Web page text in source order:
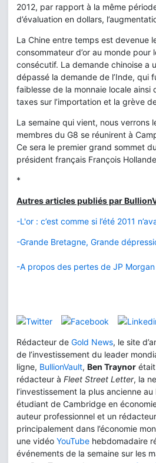
2012, par rapport à la même
d’évaluation en dollars,
La Chine entre temps est devenue
consommateur d’or au monde pour
consécutif. La demande chinoise a
dépassé la demande de l’Inde, qui
faiblesse de la monnaie locale ainsi
taxes sur l’importation et la grève
La semaine qui vient, nous verrons
membres du G8 se réunirent à
Ce sera le premier grand sommet
président français François
*
Autres articles publiés par
-L'or : c’est comme si l’été 2011
-Grande Bretagne, Grande
-A propos des pertes de JP Morgan
Rédacteur de Gold News, le site
de l’investissement du leader
ligne, BullionVault, Ben Traynor
rédacteur à Fleet Street Letter, la
l’investissement la plus ancienne
étudiant de Cambridge en
auteur professionnel et un
principalement dans l’économie
une vidéo YouTube hebdomadaire
événements de la semaine sur les